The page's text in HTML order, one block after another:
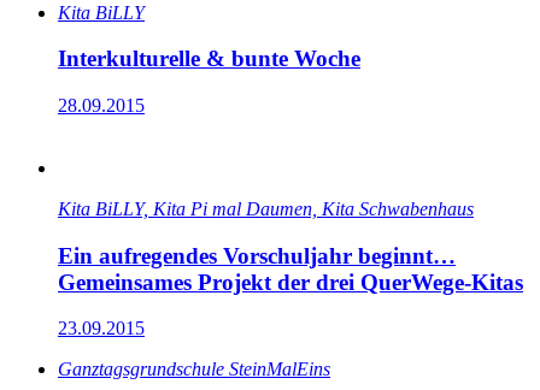
Kita BiLLY
Interkulturelle & bunte Woche
28.09.2015
Kita BiLLY, Kita Pi mal Daumen, Kita Schwabenhaus
Ein aufregendes Vorschuljahr beginnt…
Gemeinsames Projekt der drei QuerWege-Kitas
23.09.2015
Ganz­tags­grund­schule SteinMalEins